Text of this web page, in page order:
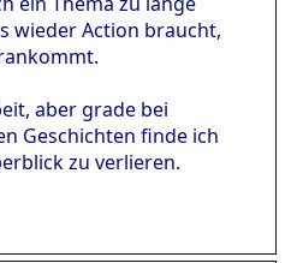
wieder Action braucht,
aber grade bei
Geschichten finde ich
zu verlieren.